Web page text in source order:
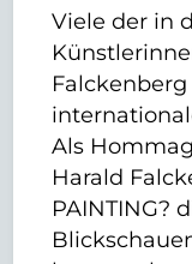
Viele der in
Als
Harald
PAINTING?